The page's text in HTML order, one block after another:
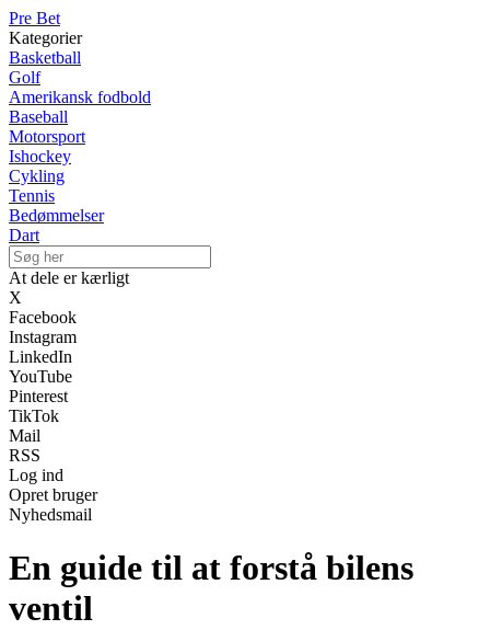
Pre Bet
Kategorier
Basketball
Golf
Amerikansk fodbold
Baseball
Motorsport
Ishockey
Cykling
Tennis
Bedømmelser
Dart
At dele er kærligt
X
Facebook
Instagram
LinkedIn
YouTube
Pinterest
TikTok
Mail
RSS
Log ind
Opret bruger
Nyhedsmail
En guide til at forstå bilens
ventil